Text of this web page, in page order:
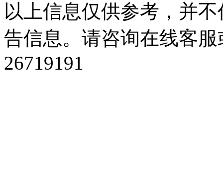
以上信息仅供参考，并
告信息。请咨询在线客
26719191